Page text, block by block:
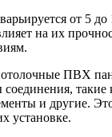
от 5
на их
ПВХ
и другие.
установке.